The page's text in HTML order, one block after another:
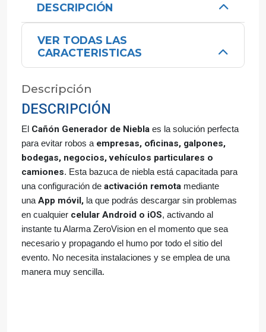
DESCRIPCIÓN
VER TODAS LAS
CARACTERISTICAS
Descripción
DESCRIPCIÓN
El Cañón Generador de Niebla es la solución perfecta
para evitar robos a empresas, oficinas, galpones,
bodegas, negocios, vehículos particulares o
camiones. Esta bazuca de niebla está capacitada para
una configuración de activación remota mediante
una App móvil, la que podrás descargar sin problemas
en cualquier celular Android o iOS, activando al
instante tu Alarma ZeroVision en el momento que sea
necesario y propagando el humo por todo el sitio del
evento. No necesita instalaciones y se emplea de una
manera muy sencilla.